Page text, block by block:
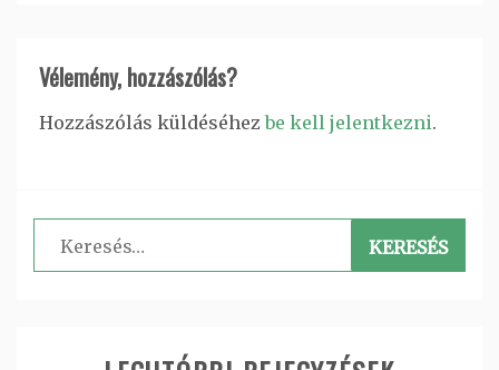
Vélemény, hozzászólás?
Hozzászólás küldéséhezbe kell jelentkezni.
Keresés: